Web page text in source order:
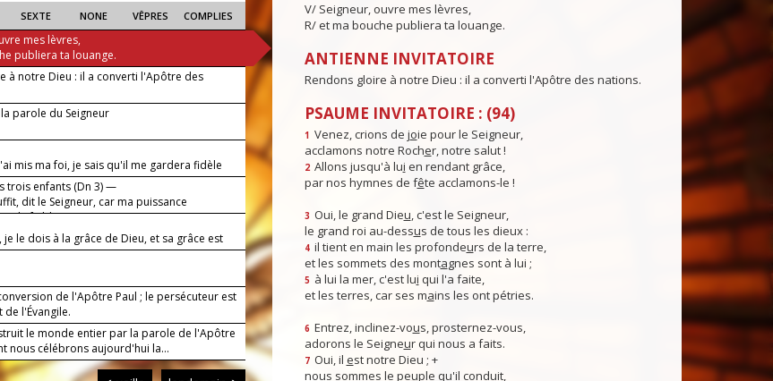
SEXTE NONE VÊPRES COMPLIES
mes lèvres,
publiera ta louange.
à notre Dieu : il a converti l'Apôtre des
parole du Seigneur
mis ma foi, je sais qu'il me gardera fidèle
jugement.
trois enfants (Dn 3) —
dit le Seigneur, car ma puissance
la faiblesse.
je le dois à la grâce de Dieu, et sa grâce est
de l'Apôtre Paul ; le persécuteur est
de l'Évangile.
le monde entier par la parole de l'Apôtre
nous célébrons aujourd'hui la...
V/ Seigneur, ouvre mes lèvres,
R/ et ma bouche publiera ta louange.
ANTIENNE INVITATOIRE
Rendons gloire à notre Dieu : il a converti l'Apôtre des nations.
PSAUME INVITATOIRE : (94)
1 Venez, crions de joie pour le Seigneur,
acclamons notre Rocher, notre salut !
2 Allons jusqu'à lui en rendant grâce,
par nos hymnes de fête acclamons-le !
3 Oui, le grand Dieu, c'est le Seigneur,
le grand roi au-dessus de tous les dieux :
4 il tient en main les profondeurs de la terre,
et les sommets des montagnes sont à lui ;
5 à lui la mer, c'est lui qui l'a faite,
et les terres, car ses mains les ont pétries.
6 Entrez, inclinez-vous, prosternez-vous,
adorons le Seigneur qui nous a faits.
7 Oui, il est notre Dieu ; +
nous sommes le peuple qu'il conduit,